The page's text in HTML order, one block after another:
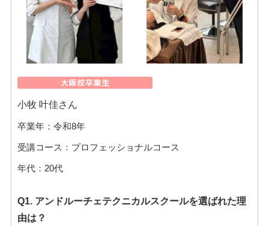
小牧 叶佳さん
卒業年：令和8年
受講コース：プロフェッショナルコース
年代：20代
Q1. アンドルーチェテクニカルスクールを選ばれた理
由は？